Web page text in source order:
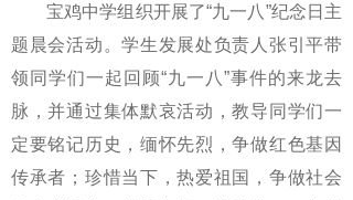
宝鸡中学组织开展了“九一八”纪念日主
题晨会活动。学生发展处负责人张引平带
领同学们一起回顾“九一八”事件的来龙去
脉，并通过集体默哀活动，教导同学们一
定要铭记历史，缅怀先烈，争做红色基因
传承者；珍惜当下，热爱祖国，争做社会